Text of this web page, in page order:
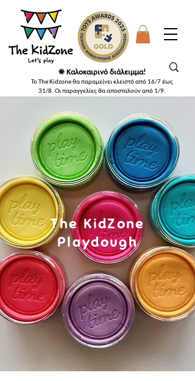
☀️ Καλοκαιρινό διάλειμμα!
Το The Kidzone θα παραμείνει κλειστό από 16/7 έως
31/8. Οι παραγγελίες θα αποσταλούν από 1/9.
The KidZone
Playdough